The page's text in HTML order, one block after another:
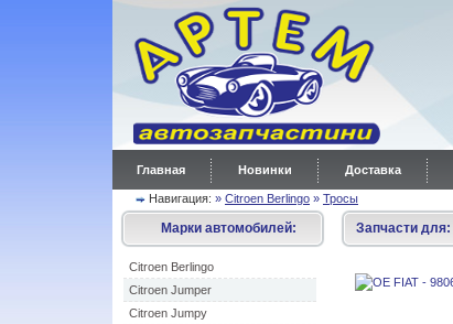
Главная Новинки Доставка
Навигация: » Citroen Berlingo » Тросы
Марки автомобилей:
Citroen Berlingo
Citroen Jumper
Citroen Jumpy
Запчасти для: